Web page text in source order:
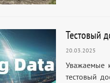
Тестовый
20.03.2025
Уважаемые
тестовый